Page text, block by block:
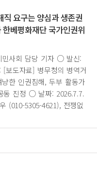
요구는 양심과 생존권
베평화재단 국가인권위
민사회 담당 기자 ○ 발신:
보도자료] 병무청의 병역거
한 인권침해, 두부 활동가
동 진정 ○ 날짜: 2026.7.7.
(010-5305-4621), 전쟁없